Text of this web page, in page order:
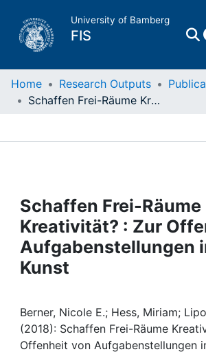
University of Bamberg
FIS
Home
Projects
People
Institutions
Awards
My FIS
Home Research Outputs
Schaffen Frei-Räume Kreativität? : Zur Offenheit von Aufgabenstellungen im Fach Kunst
Schaffen Frei-Räume
Kreativität? : Zur
Aufgabenstellungen
Kunst
Berner, Nicole E.; Hess, Miriam;
(2018): Schaffen Frei-Räume
Offenheit von Aufgabenstellungen